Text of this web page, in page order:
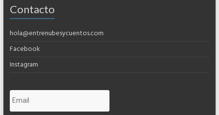
Contacto
hola@entrenubesycuentos.com
Facebook
Instagram